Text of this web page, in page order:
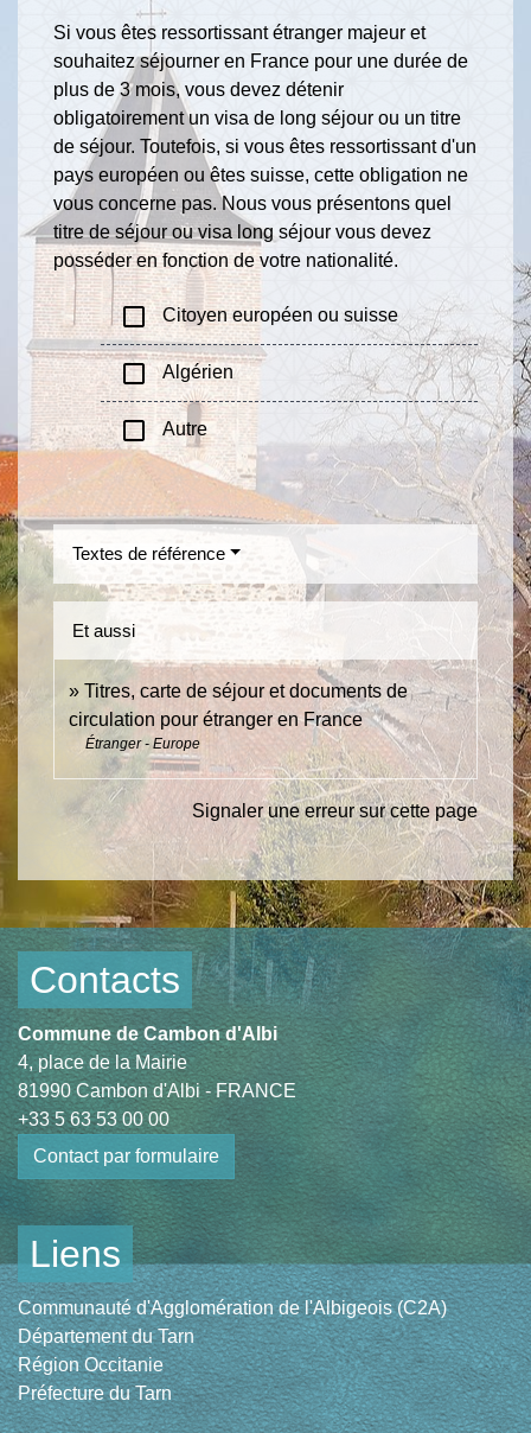
Si vous êtes ressortissant étranger majeur et
souhaitez séjourner en France pour une durée de
plus de 3 mois, vous devez détenir
obligatoirement un visa de long séjour ou un titre
de séjour. Toutefois, si vous êtes ressortissant d'un
pays européen ou êtes suisse, cette obligation ne
vous concerne pas. Nous vous présentons quel
titre de séjour ou visa long séjour vous devez
posséder en fonction de votre nationalité.
check_box_outline_blank Citoyen européen ou suisse
check_box_outline_blank Algérien
check_box_outline_blank Autre
Textes de référence
Et aussi
Titres, carte de séjour et documents de
circulation pour étranger en France
Étranger - Europe
Signaler une erreur sur cette page
Contacts
Commune de Cambon d'Albi
4, place de la Mairie
81990 Cambon d'Albi - FRANCE
+33 5 63 53 00 00
Contact par formulaire
Liens
Communauté d'Agglomération de l'Albigeois (C2A)
Département du Tarn
Région Occitanie
Préfecture du Tarn